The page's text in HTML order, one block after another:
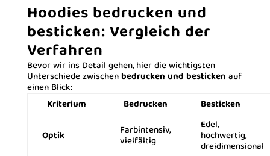
Hoodies bedrucken und
besticken: Vergleich der
Verfahren
Bevor wir ins Detail gehen, hier die wichtigsten
Unterschiede zwischenbedrucken und bestickenauf
einen Blick:
Kriterium
Bedrucken
Besticken
Optik
Farbintensiv,
vielfältig
Edel,
hochwertig,
dreidimensional